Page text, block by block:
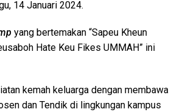
14 Januari 2024.
yang bertemakan “Sapeu Kheun
Hate Keu Fikes UMMAH” ini
kemah keluarga dengan membawa
dan Tendik di lingkungan kampus